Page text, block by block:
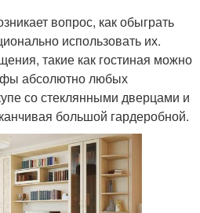
вопрос, как обыграть
использовать их.
такие как гостиная можно
абсолютно любых
со стеклянными дверцами и
большой гардеробной.